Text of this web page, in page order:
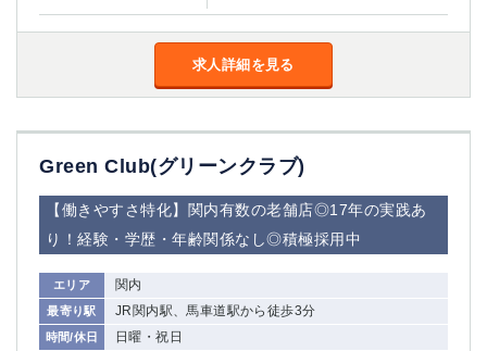
求人詳細を見る
Green Club(グリーンクラブ)
【働きやすさ特化】関内有数の老舗店◎17年の実践あ
り！経験・学歴・年齢関係なし◎積極採用中
エリア 関内
最寄り駅 JR関内駅、馬車道駅から徒歩3分
時間/休日 日曜・祝日
船橋
津田沼
柏（西口）
木更津
柏（東口）
下総中山
茂原
松戸
八千代台
本八幡
東金
栃木県